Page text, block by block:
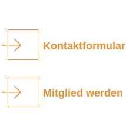
Kontaktformular
Mitglied werden